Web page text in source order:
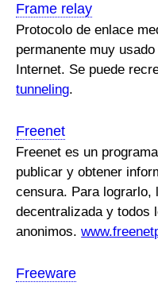
Frame relay
Protocolo de enlace
permanente muy
Internet. Se puede
tunneling.
Freenet
Freenet es un
publicar y obtener
censura. Para lograrlo,
decentralizada y todos
anonimos.
Freeware